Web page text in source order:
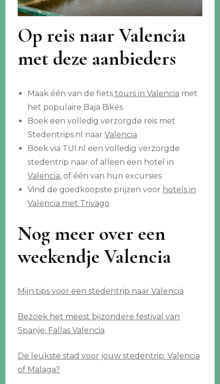
Op reis naar Valencia
met deze aanbieders
Maak één van de fiets tours in Valencia met
het populaire Baja Bikes
Boek een volledig verzorgde reis met
Stedentrips.nl naarValencia
Boek via TUI.nl een volledig verzorgde
stedentrip naar of alleen een hotel in
Valencia, of één van hun excursies
Vind de goedkoopste prijzen voor hotels in
Valencia met Trivago
Nog meer over een
weekendje Valencia
Mijn tips voor een stedentrip naar Valencia
Bezoek het meest bijzondere festival van
Spanje: Fallas Valencia
De leukste stad voor jouw stedentrip: Valencia
of Malaga?